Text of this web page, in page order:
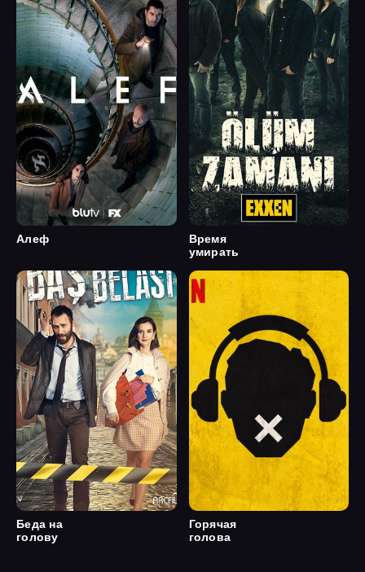
Алеф
Время
умирать
Беда на
голову
Горячая
голова